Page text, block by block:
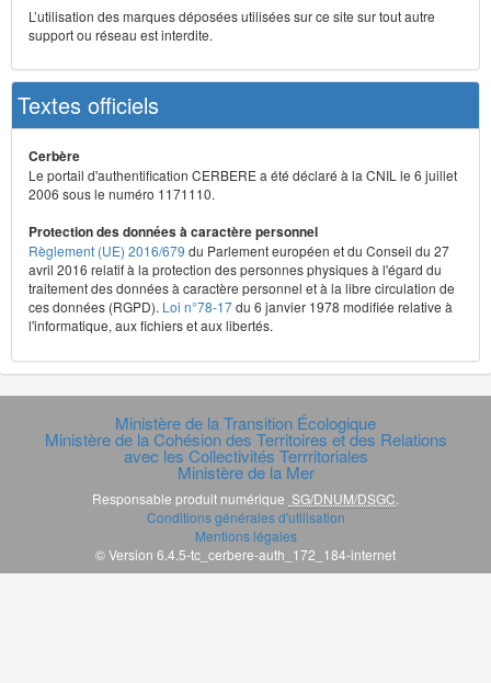
L’utilisation des marques déposées utilisées sur ce site sur tout autre
support ou réseau est interdite.
Textes officiels
Cerbère
Le portail d'authentification CERBERE a été déclaré à la CNIL le 6 juillet
2006 sous le numéro 1171110.
Protection des données à caractère personnel
Règlement (UE) 2016/679 du Parlement européen et du Conseil du 27
avril 2016 relatif à la protection des personnes physiques à l'égard du
traitement des données à caractère personnel et à la libre circulation de
ces données (RGPD). Loi n°78-17du 6 janvier 1978 modifiée relative à
l'informatique, aux fichiers et aux libertés.
Ministère de la Transition Écologique
Ministère de la Cohésion des Territoires et des Relations
avec les Collectivités Terrritoriales
Ministère de la Mer
Responsable produit numérique SG/DNUM/DSGC
Conditions générales d'utilisation
Mentions légales
© Version 6.4.5-tc_cerbere-auth_172_184-internet